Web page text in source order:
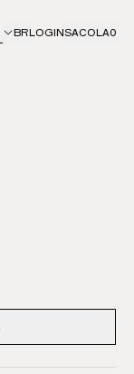
BRLOGINSACOLA0